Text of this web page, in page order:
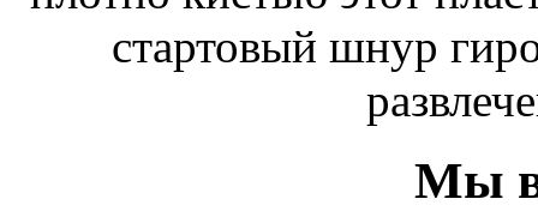
стартовый шнур
Мы в